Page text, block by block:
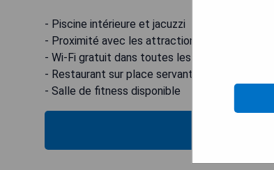
- Piscine intérieure et jacuzzi
- Proximité avec les attractions locales
- Wi-Fi gratuit dans toutes les chambres
- Restaurant sur place servant un petit-
- Salle de fitness disponible